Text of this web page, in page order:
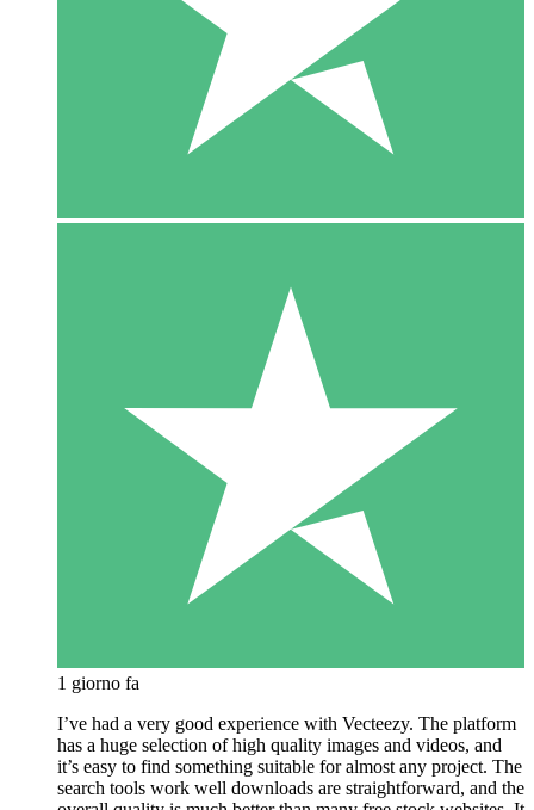
1 giorno fa
I’ve had a very good experience with Vecteezy. The platform
has a huge selection of high quality images and videos, and
it’s easy to find something suitable for almost any project. The
search tools work well downloads are straightforward, and the